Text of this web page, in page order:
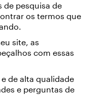
de pesquisa de
os termos que
site, as
com essas
de alta qualidade
e perguntas de